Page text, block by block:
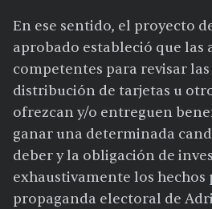
En ese sentido, el proyecto
aprobado estableció que las
competentes para revisar
distribución de tarjetas u
ofrezcan y/o entreguen
ganar una determinada
deber y la obligación de
exhaustivamente los hechos
propaganda electoral de